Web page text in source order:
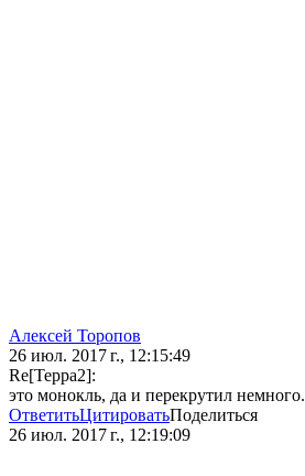
Алексей Торопов
26 июл. 2017 г., 12:15:49
Re[Терра2]:
это монокль, да и перекрутил немного.
ОтветитьЦитироватьПоделиться
26 июл. 2017 г., 12:19:09